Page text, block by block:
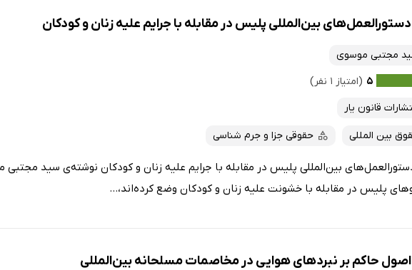
بین‌المللی پلیس در مقابله با جرایم علیه زنان و کودکان
مجتبی موسوی
۵ (امتیاز ۱ نفر)
قانون یار
بین المللی حقوقی جزا و جرم شناسی
بین‌المللی پلیس در مقابله با جرایم علیه زنان و کودکان نوشته‌ی سید مجتبی
پلیس در مقابله با خشونت علیه زنان و کودکان وضع کرده‌اند،...
حاکم بر نبردهای هوایی در مخاصمات مسلحانه بین‌المللی